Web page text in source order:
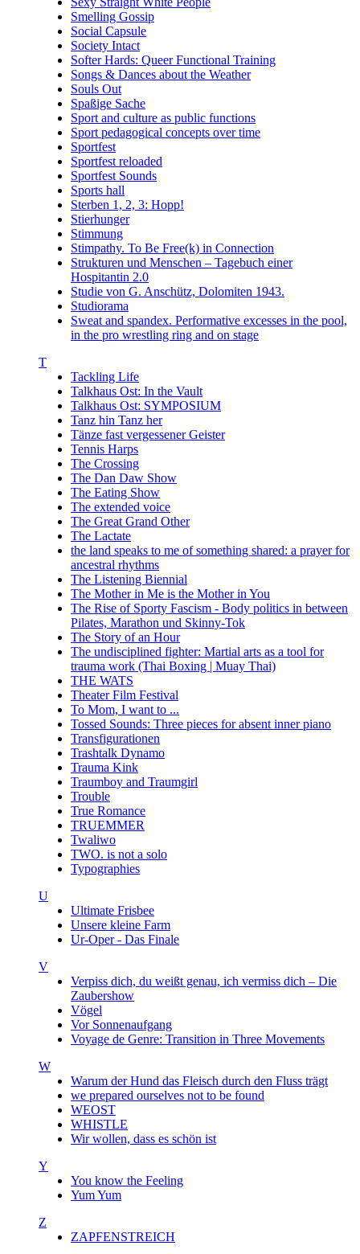
Smelling Gossip
Social Capsule
Society Intact
Softer Hards: Queer Functional Training
Songs & Dances about the Weather
Souls Out
Spaßige Sache
Sport and culture as public functions
Sport pedagogical concepts over time
Sportfest
Sportfest reloaded
Sportfest Sounds
Sports hall
Sterben 1, 2, 3: Hopp!
Stierhunger
Stimmung
Stimpathy. To Be Free(k) in Connection
Strukturen und Menschen – Tagebuch einer
Hospitantin 2.0
Studie von G. Anschütz, Dolomiten 1943.
Studiorama
Sweat and spandex. Performative excesses in the pool,
in the pro wrestling ring and on stage
T
Tackling Life
Talkhaus Ost: In the Vault
Talkhaus Ost: SYMPOSIUM
Tanz hin Tanz her
Tänze fast vergessener Geister
Tennis Harps
The Crossing
The Dan Daw Show
The Eating Show
The extended voice
The Great Grand Other
The Lactate
the land speaks to me of something shared: a prayer for
ancestral rhythms
The Listening Biennial
The Mother in Me is the Mother in You
The Rise of Sporty Fascism - Body politics in between
Pilates, Marathon und Skinny-Tok
The Story of an Hour
The undisciplined fighter: Martial arts as a tool for
trauma work (Thai Boxing | Muay Thai)
THE WATS
Theater Film Festival
To Mom, I want to ...
Tossed Sounds: Three pieces for absent inner piano
Transfigurationen
Trashtalk Dynamo
Trauma Kink
Traumboy and Traumgirl
Trouble
True Romance
TRUEMMER
Twaliwo
TWO. is not a solo
Typographies
U
Ultimate Frisbee
Unsere kleine Farm
Ur-Oper - Das Finale
V
Verpiss dich, du weißt genau, ich vermiss dich – Die
Zaubershow
Vögel
Vor Sonnenaufgang
Voyage de Genre: Transition in Three Movements
W
Warum der Hund das Fleisch durch den Fluss trägt
we prepared ourselves not to be found
WEOST
WHISTLE
Wir wollen, dass es schön ist
Y
You know the Feeling
Yum Yum
Z
ZAPFENSTREICH